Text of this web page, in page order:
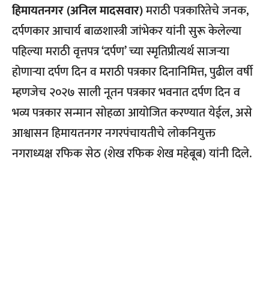
हिमायतनगर (अनिल मादसवार)मराठी पत्रकारितेचे जनक,
दर्पणकार आचार्य बाळशास्त्री जांभेकर यांनी सुरू केलेल्या
पहिल्या मराठी वृत्तपत्र ‘दर्पण’ च्या स्मृतिप्रीत्यर्थ साजऱ्या
होणाऱ्या दर्पण दिन व मराठी पत्रकार दिनानिमित्त, पुढील वर्षी
म्हणजेच २०२७ साली नूतन पत्रकार भवनात दर्पण दिन व
भव्य पत्रकार सन्मान सोहळा आयोजित करण्यात येईल, असे
आश्वासन हिमायतनगर नगरपंचायतीचे लोकनियुक्त
नगराध्यक्ष रफिक सेठ (शेख रफिक शेख महेबूब) यांनी दिले.